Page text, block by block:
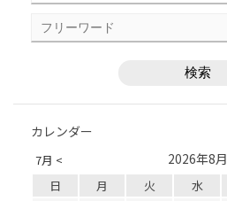
カレンダー
7月 < 2026年8月
日 月 火 水